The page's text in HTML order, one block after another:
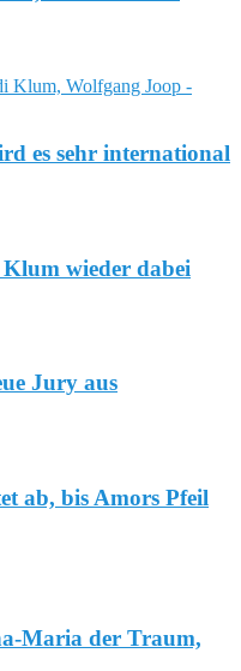
es sehr international
wieder dabei
Jury aus
ab, bis Amors Pfeil
Maria der Traum,